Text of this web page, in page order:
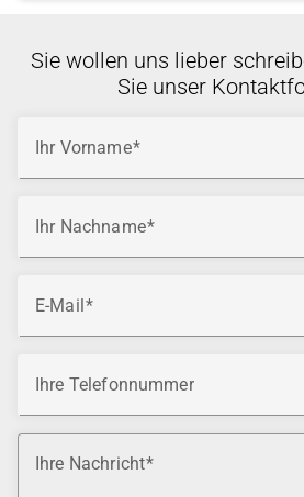
Sie wollen uns lieber
Sie unser
Ihr Vorname
Ihr Nachname
E-Mail
Ihre Telefonnummer
Ihre Nachricht